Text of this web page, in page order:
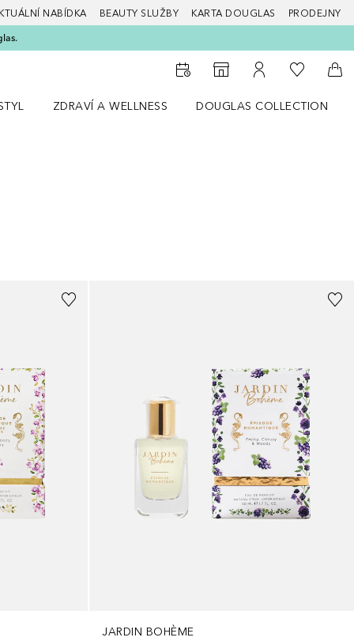
NABÍDKA BEAUTY SLUŽBY KARTA DOUGLAS PRODEJNY
K vyhledávači prodejen
K mému účtu
K mému
Do
ZDRAVÍ A WELLNESS
DOUGLAS COLLECTION
JARDIN BOHÈME